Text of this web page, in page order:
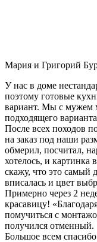
Мария и Григорий
У нас в доме
поэтому готовые
вариант. Мы с мужем
подходящего
После всех походов
на заказ под наши
обмерил, посчитал,
хотелось, и картинка
скажу, что это самый
вписалась и цвет
Примерно через 2
красавицу!
помучиться с
получился отменный.
Большое всем